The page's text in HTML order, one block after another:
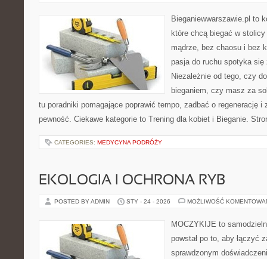
Bieganiewwarszawie.pl to
które chcą biegać w
mądrze, bez chaosu i bez
pasja do ruchu spotyka się
Niezależnie od tego, czy
bieganiem, czy masz za
tu poradniki pomagające poprawić tempo, zadbać o regenerację i
pewność. Ciekawe kategorie to Trening dla kobiet i Bieganie.
CATEGORIES: MEDYCYNA PODRÓŻY
EKOLOGIA I OCHRONA RYB
POSTED BY ADMIN STY - 24 - 2026 MOŻLIWOŚĆ
MOCZYKIJE to
powstał po to, aby łączyć
sprawdzonym